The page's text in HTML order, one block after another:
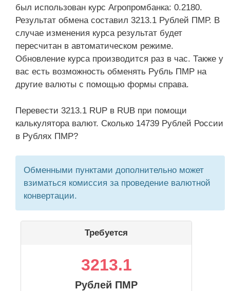
был использован курс Агропромбанка: 0.2180.
Результат обмена составил 3213.1 Рублей ПМР. В
случае изменения курса результат будет
пересчитан в автоматическом режиме.
Обновление курса производится раз в час. Также у
вас есть возможность обменять Рубль ПМР на
другие валюты с помощью формы справа.
Перевести 3213.1 RUP в RUB при помощи
калькулятора валют. Сколько 14739 Рублей России
в Рублях ПМР?
Обменными пунктами дополнительно может
взиматься комиссия за проведение валютной
конвертации.
Требуется
3213.1
Рублей ПМР